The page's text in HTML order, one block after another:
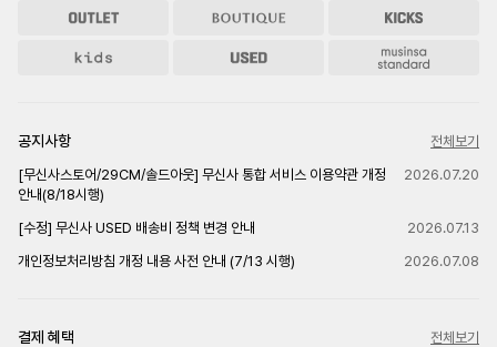
공지사항
전체보기
[무신사스토어/29CM/솔드아웃] 무신사 통합 서비스 이용약관 개정
안내(8/18시행)
2026.07.20
[수정] 무신사 USED 배송비 정책 변경 안내
2026.07.13
개인정보처리방침 개정 내용 사전 안내 (7/13 시행)
2026.07.08
결제 혜택 전체보기